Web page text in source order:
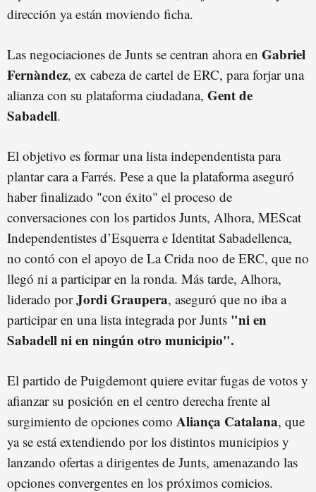
dirección ya están moviendo ficha.
Las negociaciones de Junts se centran ahora en Gabriel
Fernàndez, ex cabeza de cartel de ERC, para forjar una
alianza con su plataforma ciudadana, Gent de
Sabadell.
El objetivo es formar una lista independentista para
plantar cara a Farrés. Pese a que la plataforma aseguró
haber finalizado "con éxito" el proceso de
conversaciones con los partidos Junts, Alhora, MEScat
Independentistes d’Esquerra e Identitat Sabadellenca,
no contó con el apoyo de La Crida noo de ERC, que no
llegó ni a participar en la ronda. Más tarde, Alhora,
liderado porJordi Graupera, aseguró que no iba a
participar en una lista integrada por Junts "ni en
Sabadell ni en ningún otro municipio".
El partido de Puigdemont quiere evitar fugas de votos y
afianzar su posición en el centro derecha frente al
surgimiento de opciones como Aliança Catalana, que
ya se está extendiendo por los distintos municipios y
lanzando ofertas a dirigentes de Junts, amenazando las
opciones convergentes en los próximos comicios.